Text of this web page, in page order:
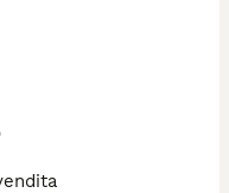
responsabile
trasparenza e il